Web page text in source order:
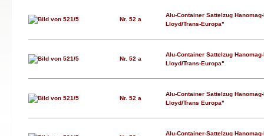
Nr. 52 a
Alu-Container Sattelzug
Lloyd/Trans-Europa"
Nr. 52 a
Alu-Container Sattelzug
Lloyd/Trans-Europa"
Nr. 52 a
Alu-Container Sattelzug
Lloyd/Trans Europa"
Alu-Container-Sattelzug